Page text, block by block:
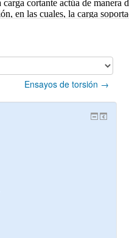
Ensayos de torsión →